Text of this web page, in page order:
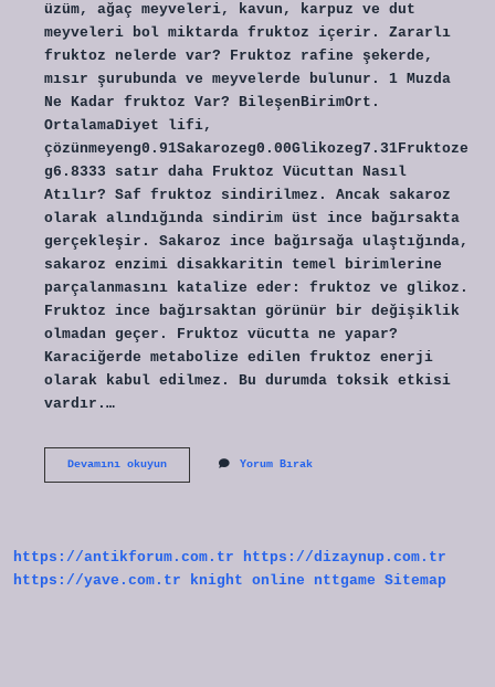
üzüm, ağaç meyveleri, kavun, karpuz ve dut
meyveleri bol miktarda fruktoz içerir. Zararlı
fruktoz nelerde var? Fruktoz rafine şekerde,
mısır şurubunda ve meyvelerde bulunur. 1 Muzda
Ne Kadar fruktoz Var? BileşenBirimOrt.
OrtalamaDiyet lifi,
çözünmeyeng0.91Sakarozeg0.00Glikozeg7.31Fruktoze
g6.8333 satır daha Fruktoz Vücuttan Nasıl
Atılır? Saf fruktoz sindirilmez. Ancak sakaroz
olarak alındığında sindirim üst ince bağırsakta
gerçekleşir. Sakaroz ince bağırsağa ulaştığında,
sakaroz enzimi disakkaritin temel birimlerine
parçalanmasını katalize eder: fruktoz ve glikoz.
Fruktoz ince bağırsaktan görünür bir değişiklik
olmadan geçer. Fruktoz vücutta ne yapar?
Karaciğerde metabolize edilen fruktoz enerji
olarak kabul edilmez. Bu durumda toksik etkisi
vardır.…
Devamını okuyunFruktoz
Yorum Bırak
https://antikforum.com.tr
https://dizaynup.com.tr
https://yave.com.tr
knight online nttgame Sitemap